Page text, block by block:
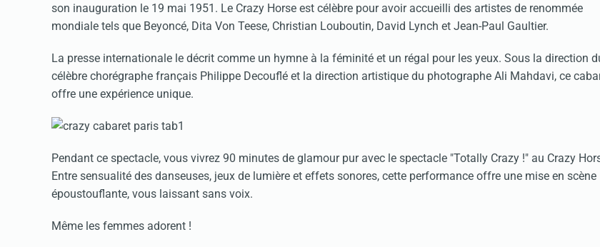
son inauguration le 19 mai 1951. Le Crazy Horse est célèbre pour avoir accueilli des artistes de renommée
mondiale tels que Beyoncé, Dita Von Teese, Christian Louboutin, David Lynch et Jean-Paul Gaultier.
La presse internationale le décrit comme un hymne à la féminité et un régal pour les yeux. Sous la direction
célèbre chorégraphe français Philippe Decouflé et la direction artistique du photographe Ali Mahdavi, ce
offre une expérience unique.
Pendant ce spectacle, vous vivrez 90 minutes de glamour pur avec le spectacle "Totally Crazy !" au Crazy
Entre sensualité des danseuses, jeux de lumière et effets sonores, cette performance offre une mise en scène
époustouflante, vous laissant sans voix.
Même les femmes adorent !